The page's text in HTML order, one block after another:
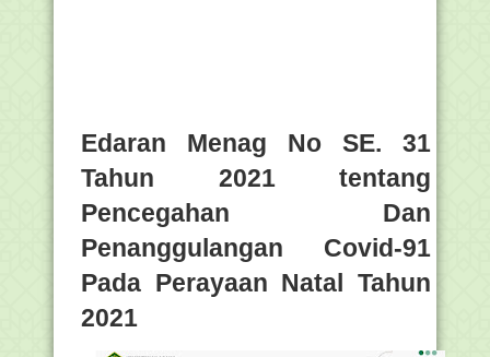
Edaran Menag No SE. 31
Tahun 2021 tentang
Pencegahan Dan
Penanggulangan Covid-91
Pada Perayaan Natal Tahun
2021